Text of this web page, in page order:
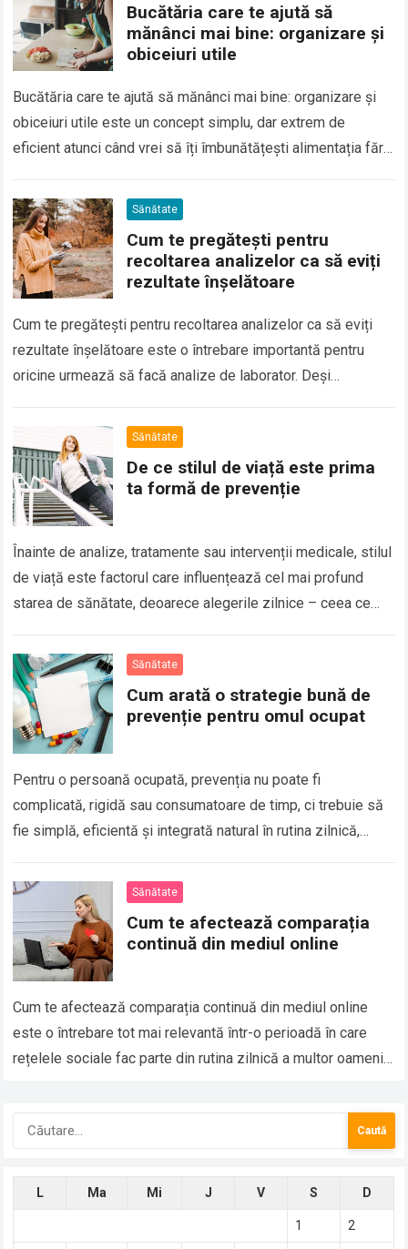
Bucătăria care te ajută să
mănânci mai bine: organizare și
obiceiuri utile
Bucătăria care te ajută să mănânci mai bine: organizare și
obiceiuri utile este un concept simplu, dar extrem de
eficient atunci când vrei să îți îmbunătățești alimentația fără
Sănătate
Cum te pregătești pentru
recoltarea analizelor ca să eviți
rezultate înșelătoare
Cum te pregătești pentru recoltarea analizelor ca să eviți
rezultate înșelătoare este o întrebare importantă pentru
oricine urmează să facă analize de laborator. Deși
Sănătate
De ce stilul de viață este prima
ta formă de prevenție
Înainte de analize, tratamente sau intervenții medicale, stilul
de viață este factorul care influențează cel mai profund
starea de sănătate, deoarece alegerile zilnice – ceea ce
Sănătate
Cum arată o strategie bună de
prevenție pentru omul ocupat
Pentru o persoană ocupată, prevenția nu poate fi
complicată, rigidă sau consumatoare de timp, ci trebuie să
fie simplă, eficientă și integrată natural în rutina zilnică,
Sănătate
Cum te afectează comparația
continuă din mediul online
Cum te afectează comparația continuă din mediul online
este o întrebare tot mai relevantă într-o perioadă în care
rețelele sociale fac parte din rutina zilnică a multor oameni.
Caută
după:
L Ma Mi J V S D
1 2